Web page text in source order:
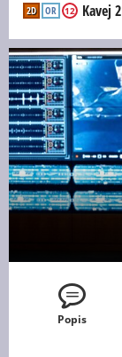
Kavej 2
2D OR 12
Popis